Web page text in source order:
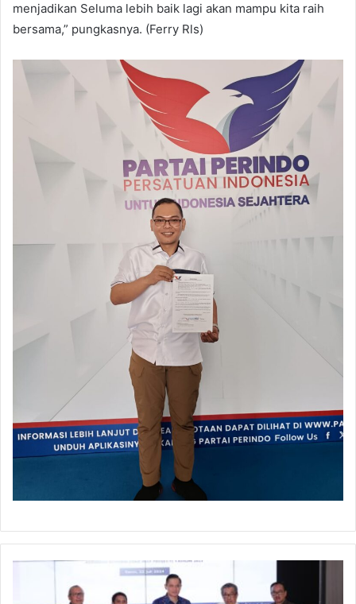
menjadikan Seluma lebih baik lagi akan mampu kita raih
bersama,” pungkasnya. (Ferry Rls)